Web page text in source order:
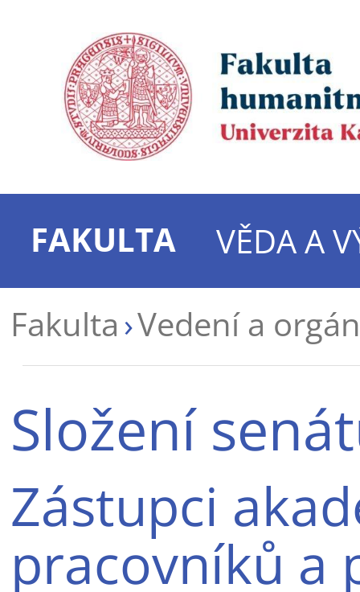
FAKULTA
VĚDA A
Fakulta Vedení a
Složení
Zástupci
pracovníků a